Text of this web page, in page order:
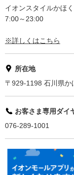
イオンスタイルかほく
7:00～23:00
※詳しくはこちら
所在地
〒929-1198 石川県か
お客さま専用ダイ
076-289-1001